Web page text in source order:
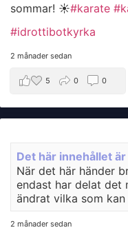
sommar! ☀️#karate
#idrottibotkyrka
2 månader sedan
5 0 0
Det här innehållet
När det här händer
endast har delat det
ändrat vilka som
2 månader sedan